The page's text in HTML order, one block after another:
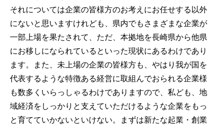
それについては企業の皆様方のお考えにお任せする以外
にないと思いますけれども、県内でもさまざまな企業が
一部上場を果たされて、ただ、本拠地を長崎県から他県
にお移しになられているといった現状にあるわけであり
ます。また、未上場の企業の皆様方も、やはり我が国を
代表するような特徴ある経営に取組んでおられる企業様
も数多くいらっしゃるわけでありますので、私ども、地
域経済をしっかりと支えていただけるような企業をもっ
と育てていかないといけない。まずは新たな起業・創業